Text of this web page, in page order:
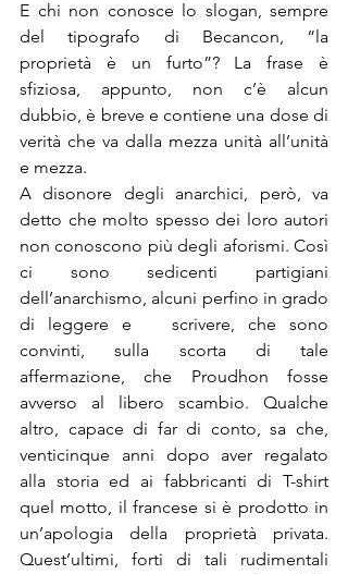
E chi non conosce lo slogan, sempre
del tipografo di Becancon, “la
proprietà è un furto”? La frase è
sfiziosa, appunto, non c’è alcun
dubbio, è breve e contiene una dose di
verità che va dalla mezza unità all’unità
e mezza.
A disonore degli anarchici, però, va
detto che molto spesso dei loro autori
non conoscono più degli aforismi. Così
ci sono sedicenti partigiani
dell’anarchismo, alcuni perfino in grado
di leggere e   scrivere, che sono
convinti, sulla scorta di tale
affermazione, che Proudhon fosse
avverso al libero scambio. Qualche
altro, capace di far di conto, sa che,
venticinque anni dopo aver regalato
alla storia ed ai fabbricanti di T-shirt
quel motto, il francese si è prodotto in
un’apologia della proprietà privata.
Quest’ultimi, forti di tali rudimentali